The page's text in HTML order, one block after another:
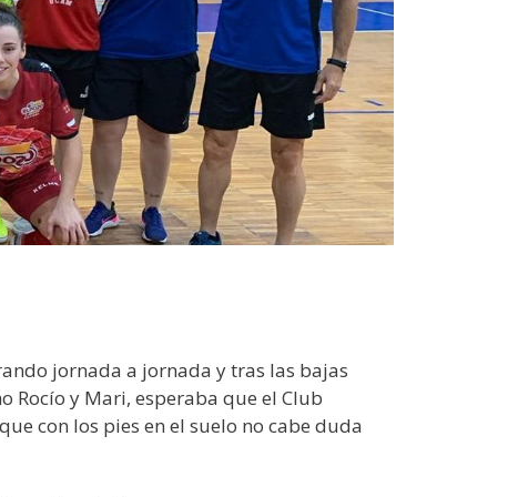
jornada a jornada y tras las bajas
Rocío y Mari, esperaba que el Club
con los pies en el suelo no cabe duda